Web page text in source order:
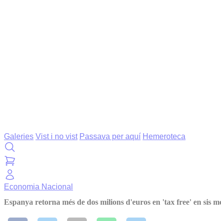
Galeries Vist i no vist Passava per aquí Hemeroteca
Economia Nacional
Espanya retorna més de dos milions d'euros en 'tax free' en sis